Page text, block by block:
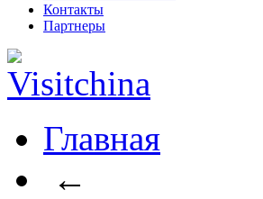
Контакты
Партнеры
Главная
←